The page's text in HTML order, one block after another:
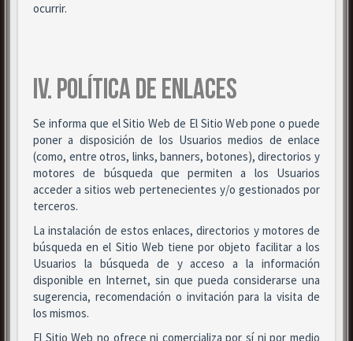
ocurrir.
IV. POLÍTICA DE ENLACES
Se informa que el Sitio Web de El Sitio Web pone o puede
poner a disposición de los Usuarios medios de enlace
(como, entre otros, links, banners, botones), directorios y
motores de búsqueda que permiten a los Usuarios
acceder a sitios web pertenecientes y/o gestionados por
terceros.
La instalación de estos enlaces, directorios y motores de
búsqueda en el Sitio Web tiene por objeto facilitar a los
Usuarios la búsqueda de y acceso a la información
disponible en Internet, sin que pueda considerarse una
sugerencia, recomendación o invitación para la visita de
los mismos.
El Sitio Web no ofrece ni comercializa por sí ni por medio